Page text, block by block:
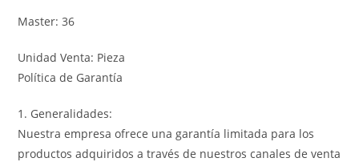
Master: 36
Unidad Venta: Pieza
Política de Garantía
1. Generalidades:
Nuestra empresa ofrece una garantía limitada para los
productos adquiridos a través de nuestros canales de venta